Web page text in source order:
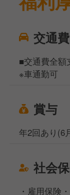
交通費
■交通費全額
※車通勤可
賞与
年2回あり(6
社会
・雇用保険